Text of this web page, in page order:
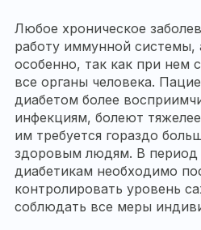
Любое хроническое
работу иммунной системы,
особенно, так как при нем
все органы человека.
диабетом более
инфекциям, болеют
им требуется гораздо
здоровым людям. В период
диабетикам необходимо
контролировать уровень
соблюдать все меры